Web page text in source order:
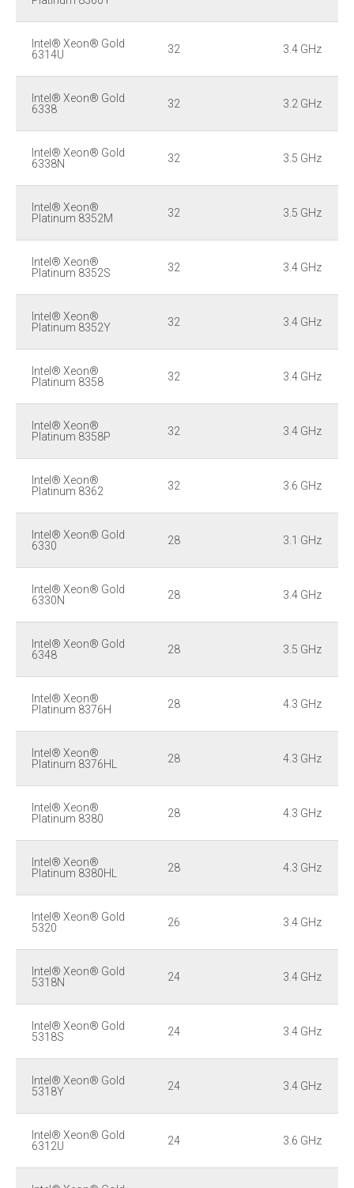
Intel® Xeon® Gold
6314U
32 3.4 GHz
Intel® Xeon® Gold
6338
32 3.2 GHz
Intel® Xeon® Gold
6338N
32 3.5 GHz
Intel® Xeon®
Platinum 8352M
32 3.5 GHz
Intel® Xeon®
Platinum 8352S
32 3.4 GHz
Intel® Xeon®
Platinum 8352Y
32 3.4 GHz
Intel® Xeon®
Platinum 8358
32 3.4 GHz
Intel® Xeon®
Platinum 8358P
32 3.4 GHz
Intel® Xeon®
Platinum 8362
32 3.6 GHz
Intel® Xeon® Gold
6330
28 3.1 GHz
Intel® Xeon® Gold
6330N
28 3.4 GHz
Intel® Xeon® Gold
6348
28 3.5 GHz
Intel® Xeon®
Platinum 8376H
28 4.3 GHz
Intel® Xeon®
Platinum 8376HL
28 4.3 GHz
Intel® Xeon®
Platinum 8380
28 4.3 GHz
Intel® Xeon®
Platinum 8380HL
28 4.3 GHz
Intel® Xeon® Gold
5320
26 3.4 GHz
Intel® Xeon® Gold
5318N
24 3.4 GHz
Intel® Xeon® Gold
5318S
24 3.4 GHz
Intel® Xeon® Gold
5318Y
24 3.4 GHz
Intel® Xeon® Gold
6312U
24 3.6 GHz